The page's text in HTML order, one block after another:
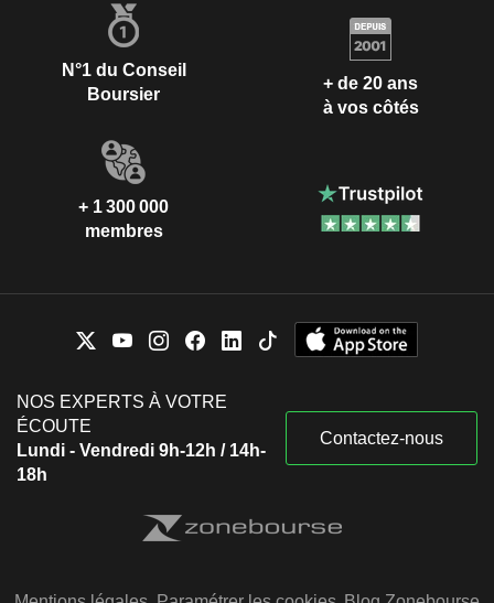
N°1 du Conseil
Boursier
+ de 20 ans
à vos côtés
+ 1 300 000
membres
NOS EXPERTS À VOTRE
ÉCOUTE
Lundi - Vendredi 9h-12h / 14h-
18h
Contactez-nous